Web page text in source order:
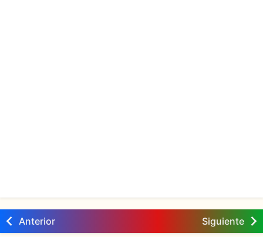
Anterior Siguiente